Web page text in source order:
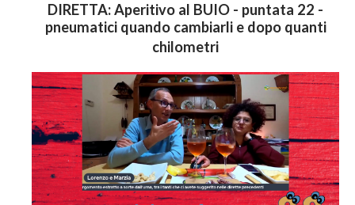
DIRETTA: Aperitivo al BUIO - puntata 22 -
pneumatici quando cambiarli e dopo quanti
chilometri